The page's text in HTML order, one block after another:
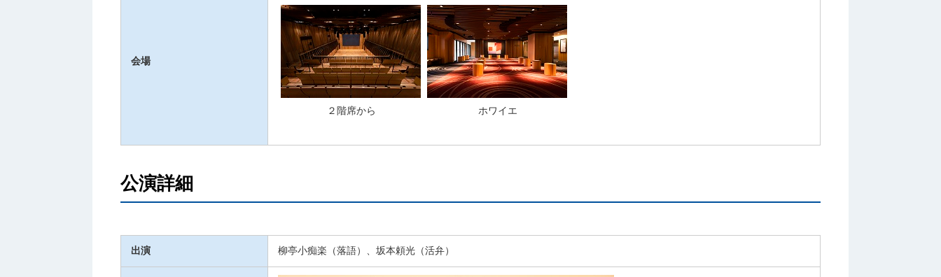
会場
２階席から ホワイエ
公演詳細
出演 柳亭小痴楽（落語）、坂本頼光（活弁）